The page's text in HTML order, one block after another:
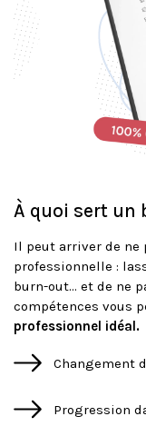
À quoi sert un
Il peut arriver de ne
professionnelle :
burn-out… et de ne
compétences vous
professionnel idéal.
Changement
Progression